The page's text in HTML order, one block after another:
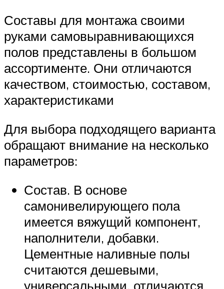
Составы для монтажа своими
руками самовыравнивающихся
полов представлены в большом
ассортименте. Они отличаются
качеством, стоимостью, составом,
характеристиками
Для выбора подходящего варианта
обращают внимание на несколько
параметров:
Состав. В основе
самонивелирующего пола
имеется вяжущий компонент,
наполнители, добавки.
Цементные наливные полы
считаются дешевыми,
универсальными, отличаются